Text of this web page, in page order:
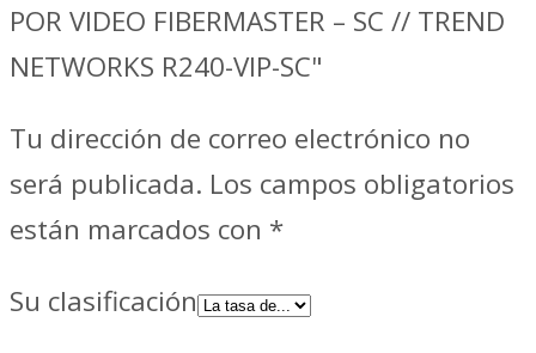
POR VIDEO FIBERMASTER – SC // TREND
NETWORKS R240-VIP-SC"
Tu dirección de correo electrónico no
será publicada. Los campos obligatorios
están marcados con *
Su clasificación